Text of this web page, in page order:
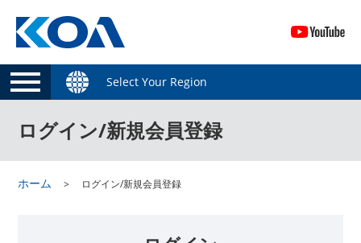
Select Your Region
ログイン/新規会員登録
ホーム ログイン/新規会員登録